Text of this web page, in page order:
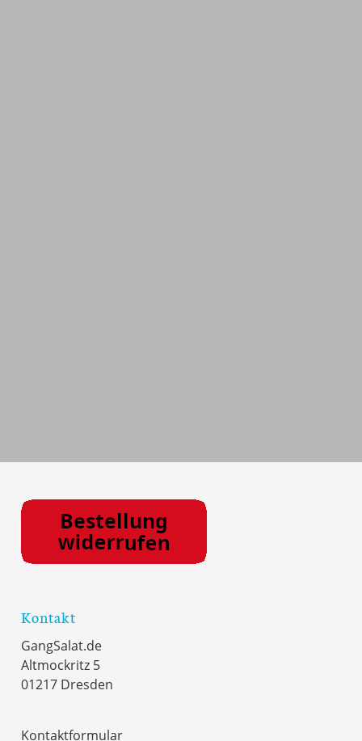
Kontakt
GangSalat.de
Altmockritz 5
01217 Dresden
Kontaktformular